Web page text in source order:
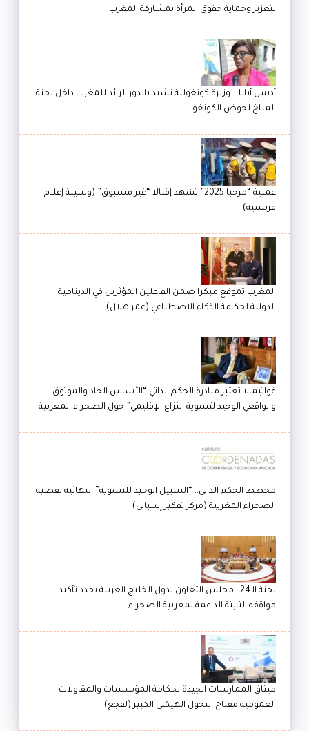
لتعزيز وحماية حقوق المرأة بمشاركة المغرب
أديس أبابا .. وزيرة كونغولية تشيد بالدور الرائد للمغرب داخل لجنة
المناخ لحوض الكونغو
عملية “مرحبا 2025” تشهد إقبالا “غير مسبوق” (وسيلة إعلام
فرنسية)
المغرب تموقع مبكرا ضمن الفاعلين المؤثرين في الدينامية
الدولية لحكامة الذكاء الاصطناعي (عمر هلال)
غواتيمالا تعتبر مبادرة الحكم الذاتي “الأساس الجاد والموثوق
والواقعي الوحيد لتسوية النزاع الإقليمي” حول الصحراء المغربية
مخطط الحكم الذاتي.. “السبيل الوحيد للتسوية” النهائية لقضية
الصحراء المغربية (مركز تفكير إسباني)
لجنة الـ24.. مجلس التعاون لدول الخليج العربية يجدد تأكيد
مواقفه الثابتة الداعمة لمغربية الصحراء
ميثاق الممارسات الجيدة لحكامة المؤسسات والمقاولات
العمومية مفتاح التحول الهيكلي الكبير (لقجع)